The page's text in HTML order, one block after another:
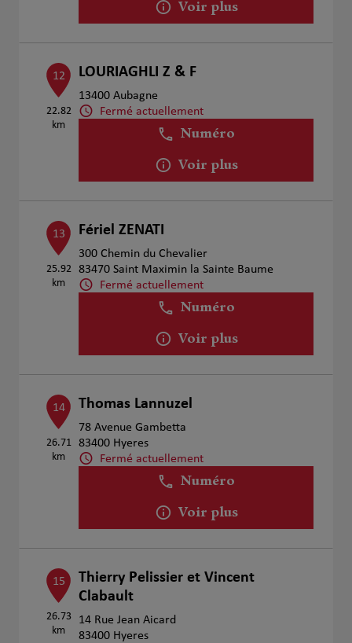
Voir plus
12
22.82
km
LOURIAGHLI Z & F
13400 Aubagne
Fermé actuellement
Numéro
Voir plus
13
25.92
km
Fériel ZENATI
300 Chemin du Chevalier
83470 Saint Maximin la Sainte Baume
Fermé actuellement
Numéro
Voir plus
14
26.71
km
Thomas Lannuzel
78 Avenue Gambetta
83400 Hyeres
Fermé actuellement
Numéro
Voir plus
15
26.73
km
Thierry Pelissier et Vincent
Clabault
14 Rue Jean Aicard
83400 Hyeres